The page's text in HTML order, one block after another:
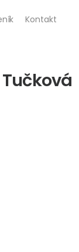
Kontakt